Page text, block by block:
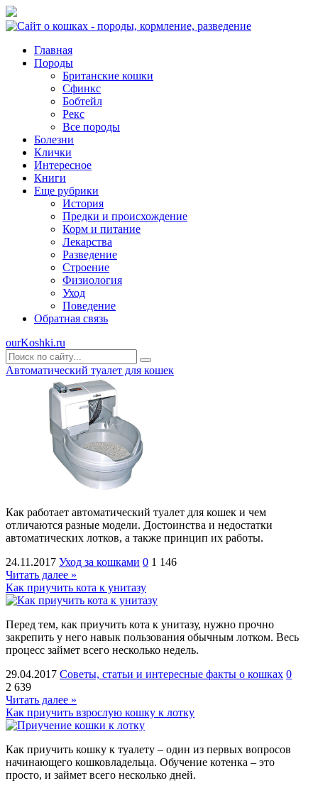
Главная
Породы
Британские кошки
Сфинкс
Бобтейл
Рекс
Все породы
Болезни
Клички
Интересное
Книги
Еще рубрики
История
Предки и происхождение
Корм и питание
Лекарства
Разведение
Строение
Физиология
Уход
Поведение
Обратная связь
ourKoshki.ru
Автоматический туалет для кошек
Как работает автоматический туалет для кошек и чем
отличаются разные модели. Достоинства и недостатки
автоматических лотков, а также принцип их работы.
24.11.2017 Уход за кошками 0 1 146
Читать далее »
Как приучить кота к унитазу
Перед тем, как приучить кота к унитазу, нужно прочно
закрепить у него навык пользования обычным лотком. Весь
процесс займет всего несколько недель.
29.04.2017 Советы, статьи и интересные факты о кошках 0
2 639
Читать далее »
Как приучить взрослую кошку к лотку
Как приучить кошку к туалету – один из первых вопросов
начинающего кошковладельца. Обучение котенка – это
просто, и займет всего несколько дней.